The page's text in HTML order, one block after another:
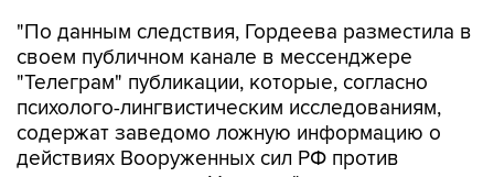
"Телеграм" публикации, которые, согласно
психолого-лингвистическим исследованиям,
содержат заведомо ложную информацию о
действиях Вооруженных сил РФ против
мирного населения Украины", - говорится в
сообщении СКР в канале в MAX в пятницу.